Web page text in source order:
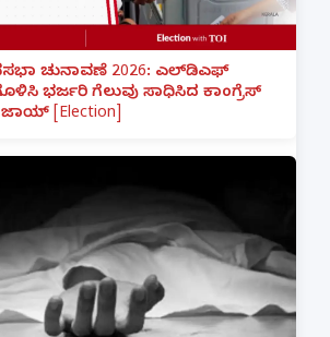
ಚುನಾವಣೆ 2026: ಎಲ್‌ಡಿಎಫ್
ಭರ್ಜರಿ ಗೆಲುವು ಸಾಧಿಸಿದ ಕಾಂಗ್ರೆಸ್
[Election]